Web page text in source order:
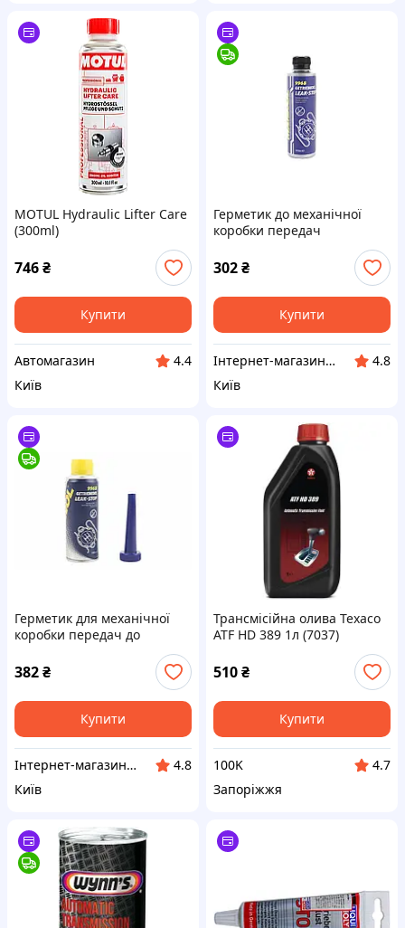
MOTUL Hydraulic Lifter Care
(300ml)
746₴
Купити
Автомагазин
4.4
Київ
Герметик до механічної
коробки передач
Getriebeoel Leak-Stop, 250
мл MANNOL
302₴
Купити
Інтернет-магазин "Бензозапчастини"
4.8
Київ
Герметик для механічної
коробки передач до
автомобіля Getriebeoel Leak
Stop, 180 мл, MANNOL
382₴
Купити
Інтернет-магазин "Бензозапчастини"
4.8
Київ
Трансмісійна олива Texaco
ATF HD 389 1л (7037)
510₴
Купити
100K
4.7
Запоріжжя